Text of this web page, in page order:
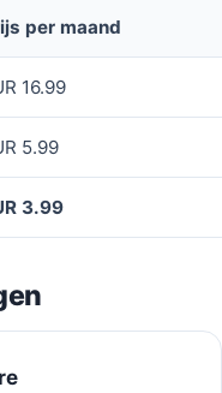
per maand
16.99
5.99
3.99